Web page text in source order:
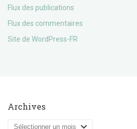
Flux des publications
Flux des commentaires
Site de WordPress-FR
Archives
Archives